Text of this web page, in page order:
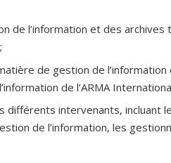
de l’information et des
de gestion de l’information
de l’ARMA
intervenants, incluant
de l’information, les